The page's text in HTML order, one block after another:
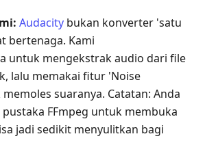
Audacity bukan konverter 'satu
bertenaga. Kami
untuk mengekstrak audio dari file
lalu memakai fitur 'Noise
suaranya. Catatan: Anda
FFmpeg untuk membuka
jadi sedikit menyulitkan bagi